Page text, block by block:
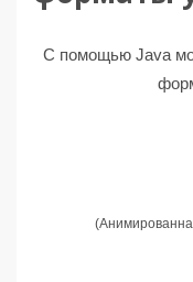
С помощью Java